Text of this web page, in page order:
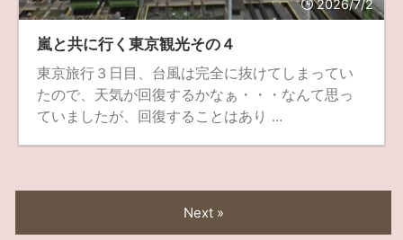
2026/7/2
嵐と共に行く東京観光その４
東京旅行３日目、台風は完全に抜けてしまってい
たので、天気が回復するかなぁ・・・なんて思っ
ていましたが、回復することはあり ...
Next »